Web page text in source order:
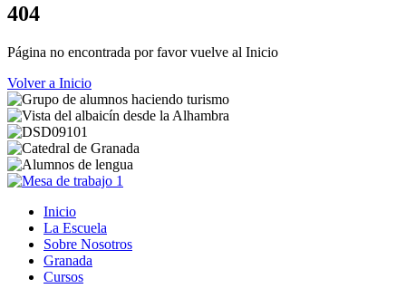
404
Página no encontrada por favor vuelve al Inicio
Volver a Inicio
Inicio
La Escuela
Sobre Nosotros
Granada
Cursos